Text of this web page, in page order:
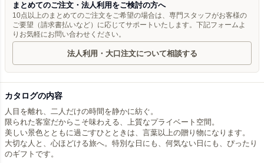
まとめてのご注文・法人利用をご検討の方へ
10点以上のまとめてのご注文をご希望の場合は、専門スタッフがお客様の
ご要望（請求書払いなど）に応じてサポートいたします。下記フォームよ
りお気軽にお問い合わせください。
法人利用・大口注文について相談する
カタログの内容
人目を離れ、二人だけの時間を静かに紡ぐ。
限られた客室だからこそ味わえる、上質なプライベート空間。
美しい景色とともに過ごすひとときは、言葉以上の贈り物になります。
大切な人と、心ほどける旅へ。特別な日にも、何気ない日にも、ぴったり
のギフトです。